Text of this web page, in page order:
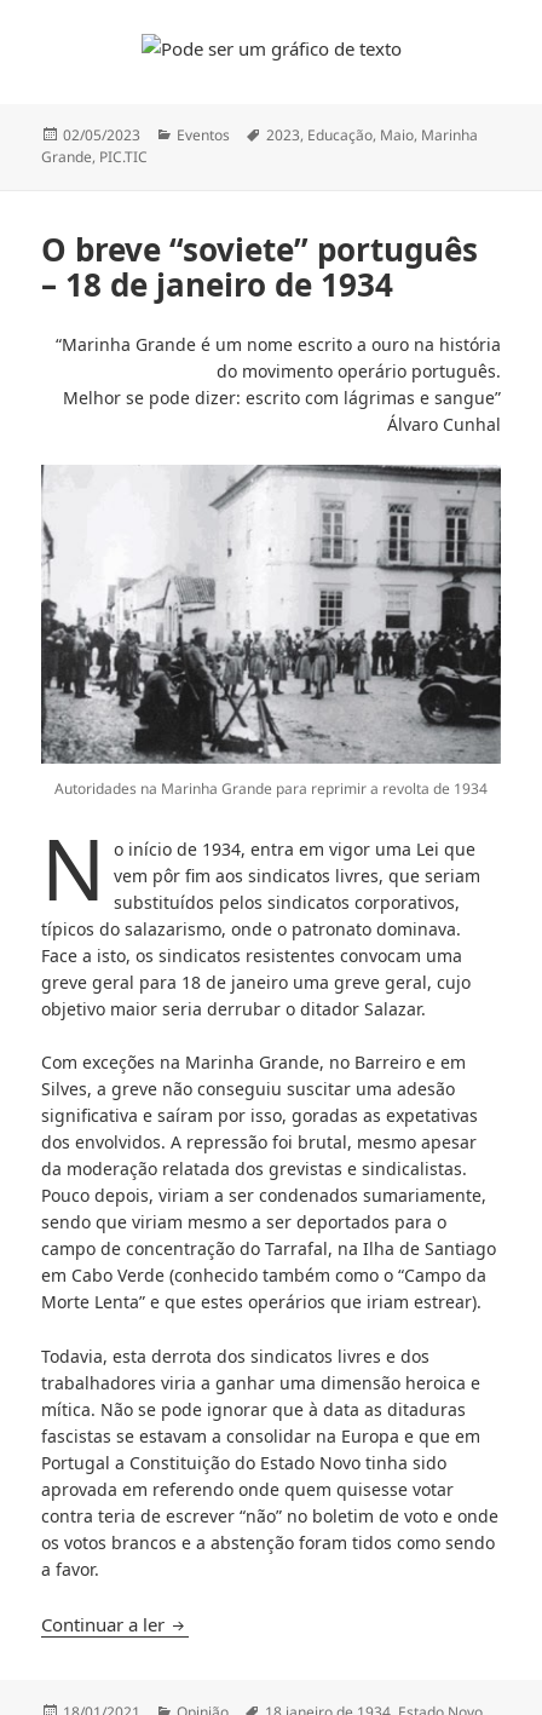
Publicado
a
02/05/2023 Categorias
Eventos Etiquetas
2023, Educação, Maio, Marinha
Grande, PIC.TIC
O breve “soviete” português
– 18 de janeiro de 1934
“Marinha Grande é um nome escrito a ouro na história
do movimento operário português.
Melhor se pode dizer: escrito com lágrimas e sangue”
Álvaro Cunhal
Autoridades na Marinha Grande para reprimir a revolta de 1934
N
o início de 1934, entra em vigor uma Lei que
vem pôr fim aos sindicatos livres, que seriam
substituídos pelos sindicatos corporativos,
típicos do salazarismo, onde o patronato dominava.
Face a isto, os sindicatos resistentes convocam uma
greve geral para 18 de janeiro uma greve geral, cujo
objetivo maior seria derrubar o ditador Salazar.
Com exceções na Marinha Grande, no Barreiro e em
Silves, a greve não conseguiu suscitar uma adesão
significativa e saíram por isso, goradas as expetativas
dos envolvidos. A repressão foi brutal, mesmo apesar
da moderação relatada dos grevistas e sindicalistas.
Pouco depois, viriam a ser condenados sumariamente,
sendo que viriam mesmo a ser deportados para o
campo de concentração do Tarrafal, na Ilha de Santiago
em Cabo Verde (conhecido também como o “Campo da
Morte Lenta” e que estes operários que iriam estrear).
Todavia, esta derrota dos sindicatos livres e dos
trabalhadores viria a ganhar uma dimensão heroica e
mítica. Não se pode ignorar que à data as ditaduras
fascistas se estavam a consolidar na Europa e que em
Portugal a Constituição do Estado Novo tinha sido
aprovada em referendo onde quem quisesse votar
contra teria de escrever “não” no boletim de voto e onde
os votos brancos e a abstenção foram tidos como sendo
a favor.
Continuar a ler O breve “soviete” português – 18 de janeiro
Publicado Categorias Etiquetas